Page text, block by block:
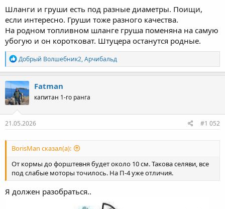
Шланги и груши есть под разные диаметры. Поищи,
если интересно. Груши тоже разного качества.
На родном топливном шланге груша поменяна на самую
убогую и он коротковат. Штуцера останутся родные.
Р
е
а
к
ц
и
и
:
Добрый Волшебник2,Арчибальд
Fatman
капитан 1-го ранга
21.05.2026 #1 052
BorisMan сказал(а):
От кормы до форштевня будет около 10 см. Такова селяви, все
под слабые моторы точилось. На П-4 уже отличия.
Я должен разобраться..